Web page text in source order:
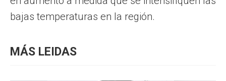
bajas temperaturas en la región.
MÁS LEIDAS